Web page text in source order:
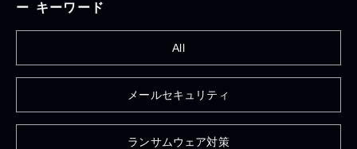
キーワード
All
メールセキュリティ
ランサムウェア対策